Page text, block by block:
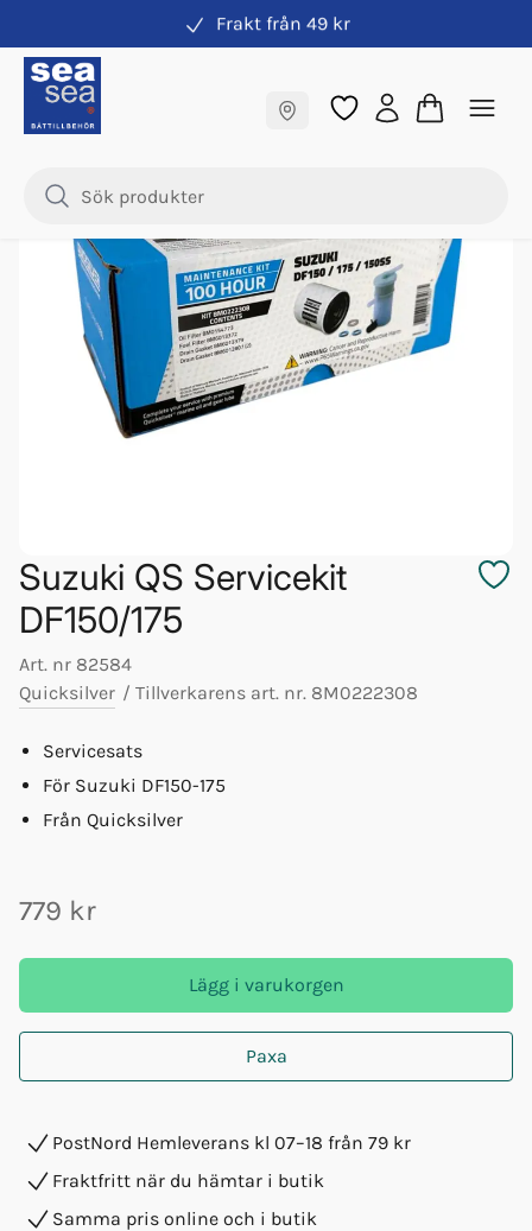
Frakt från 49 kr
Samma pris online & i butik
Nyhet
Suzuki QS Servicekit
DF150/175
Art. nr 82584
Quicksilver / Tillverkarens art. nr. 8M0222308
Servicesats
För Suzuki DF150-175
Från Quicksilver
779 kr
Lägg i varukorgen
Paxa
PostNord Hemleverans kl 07–18 från 79 kr
Fraktfritt när du hämtar i butik
Samma pris online och i butik